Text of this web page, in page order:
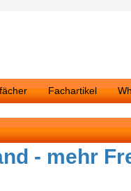
Fachartikel
- mehr